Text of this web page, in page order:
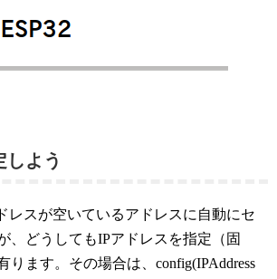
しよう
レスが空いているアドレスに自動にセ
、どうしてもIPアドレスを指定（固
ります。その場合は、config(IPAddress